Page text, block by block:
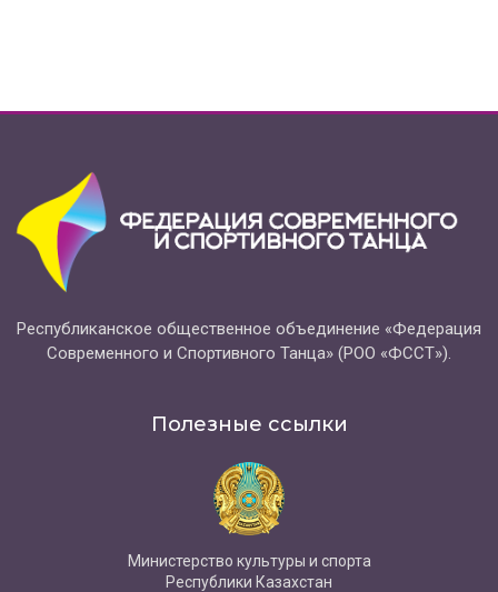
Республиканское общественное объединение «Федерация
Современного и Спортивного Танца» (РОО «ФССТ»).
Полезные ссылки
Министерство культуры и спорта
Республики Казахстан